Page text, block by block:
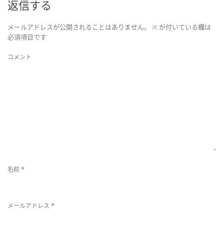
ョ
返信する
メールアドレスが公開されることはありません。 ※ が付いている欄は
必須項目です
コメント
名前*
メールアドレス *